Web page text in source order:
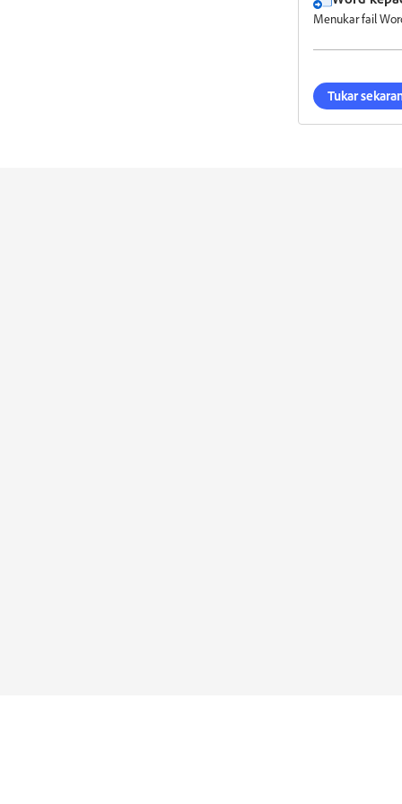
Menukar fail
Tukar